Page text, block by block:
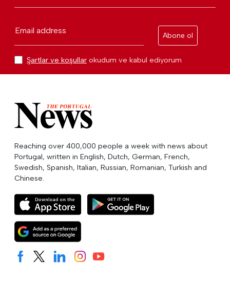
Email address
Abone ol
Şartlar ve koşullar okudum ve kabul ediyorum
Reaching over 400,000 people a week with news about
Portugal, written in English, Dutch, German, French,
Swedish, Spanish, Italian, Russian, Romanian, Turkish and
Chinese.